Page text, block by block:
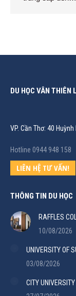
DU HỌC VÂN THIÊN
VP. Cần Thơ: 40
Hotline 0944 948 158
LIÊN HỆ TƯ VẤN!
THÔNG TIN DU HỌC
RAFFLES
10/08/2026
UNIVERSITY OF
03/08/2026
CITY